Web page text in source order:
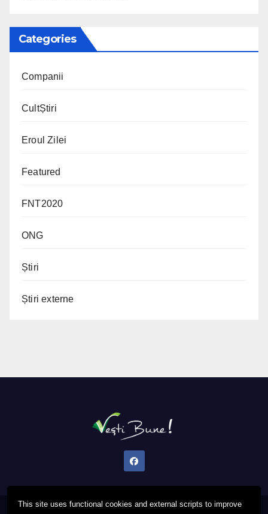
This site uses functional cookies and external scripts to improve
Categories
Companii
CultȘtiri
Eroul Zilei
Featured
FNT2020
ONG
Știri
Știri externe